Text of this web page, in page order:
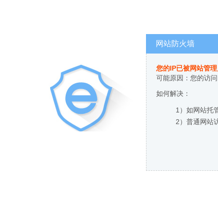
网站防火墙
您的IP已被网站管
可能原因：您的访
如何解决：
1）如网站托
2）普通网站